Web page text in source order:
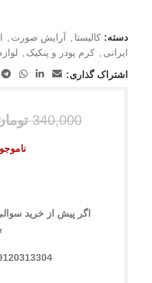
دسته: کالیستا آرایش صورت
ایرانی
کرم پودر و پنکیک
اشتراک گذاری:
340,000
اگر پیش از خرید سوالی